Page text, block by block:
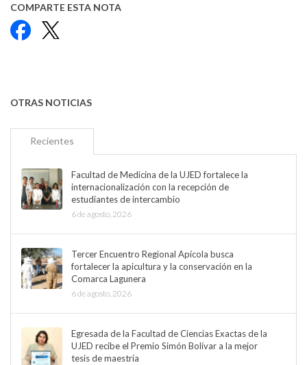
COMPARTE ESTA NOTA
Facebook
OTRAS NOTICIAS
Recientes
Facultad de Medicina de la UJED fortalece la
internacionalización con la recepción de
estudiantes de intercambio
6 de agosto, 2026
Tercer Encuentro Regional Apícola busca
fortalecer la apicultura y la conservación en la
Comarca Lagunera
6 de agosto, 2026
Egresada de la Facultad de Ciencias Exactas de la
UJED recibe el Premio Simón Bolívar a la mejor
tesis de maestría